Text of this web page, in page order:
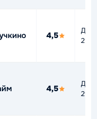
4,5
До
4,5
До